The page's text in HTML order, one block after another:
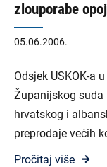
zlouporabe
05.06.2006.
Odsjek USKOK-a
Županijskog
hrvatskog i
preprodaje većih
Pročitaj više